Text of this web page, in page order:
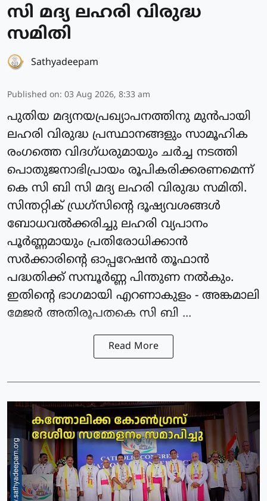
സി മദ്യ ലഹരി വിരുദ്ധ
സമിതി
Sathyadeepam
Published on: 03 Aug 2026, 8:33 am
പുതിയ മദ്യനയപ്രഖ്യാപനത്തിനു മുൻപായി
ലഹരി വിരുദ്ധ പ്രസ്ഥാനങ്ങളും സാമൂഹിക
രംഗത്തെ വിദഗ്ധരുമായും ചർച്ച നടത്തി
പൊതുജനാഭിപ്രായം രൂപികരിക്കരണമെന്ന്
കെ സി ബി സി മദ്യ ലഹരി വിരുദ്ധ സമിതി.
സിന്തറ്റിക് ഡ്രഗ്സിൻ്റെ ദൂഷ്യവശങ്ങൾ
ബോധവൽക്കരിച്ചു ലഹരി വ്യപാനം
പൂർണ്ണമായും പ്രതിരോധിക്കാൻ
സർക്കാരിൻ്റെ ഓപ്പറേഷൻ തൂഫാൻ
പദ്ധതിക്ക് സമ്പൂർണ്ണ പിന്തുണ നൽകും.
ഇതിൻ്റെ ഭാഗമായി എറണാകുളം - അങ്കമാലി
മേജർ അതിരൂപതകെ സി ബി ...
Read More